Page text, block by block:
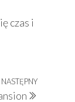
czas i
Następny
NASTĘPNY